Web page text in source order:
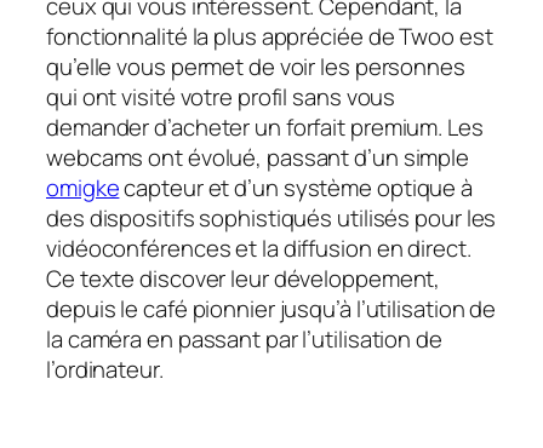
fonctionnalité la plus appréciée de Twoo est
qu’elle vous permet de voir les personnes
qui ont visité votre profil sans vous
demander d’acheter un forfait premium. Les
webcams ont évolué, passant d’un simple
omigkecapteur et d’un système optique à
des dispositifs sophistiqués utilisés pour les
vidéoconférences et la diffusion en direct.
Ce texte discover leur développement,
depuis le café pionnier jusqu’à l’utilisation de
la caméra en passant par l’utilisation de
l’ordinateur.